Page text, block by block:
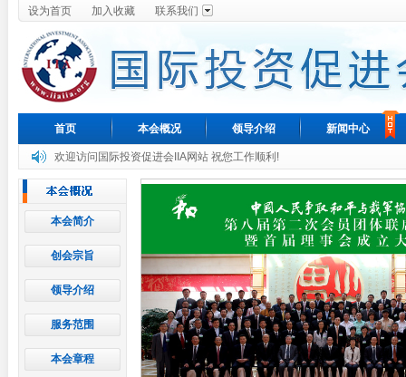
设为首页 加入收藏 联系我们
首页 本会概况 领导介绍 新闻中心
欢迎访问国际投资促进会IIA网站 祝您工作顺利!
本会简介
创会宗旨
领导介绍
服务范围
本会章程